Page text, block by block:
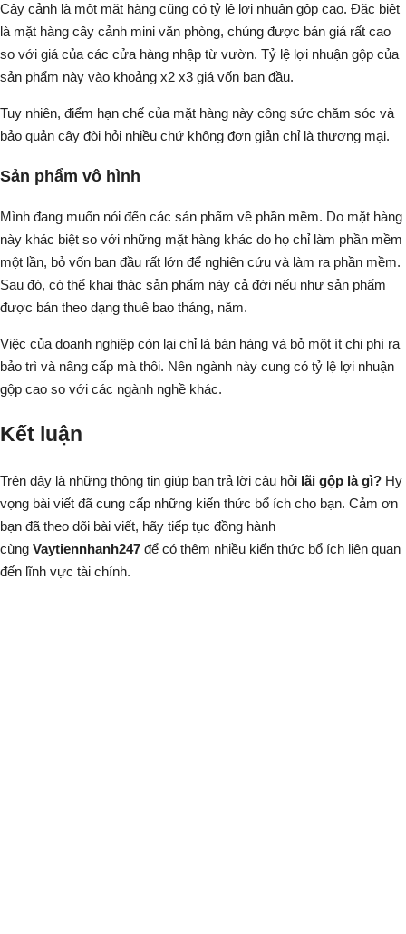
Cây cảnh là một mặt hàng cũng có tỷ lệ lợi nhuận gộp cao. Đặc biệt
là mặt hàng cây cảnh mini văn phòng, chúng được bán giá rất cao
so với giá của các cửa hàng nhập từ vườn. Tỷ lệ lợi nhuận gộp của
sản phẩm này vào khoảng x2 x3 giá vốn ban đầu.
Tuy nhiên, điểm hạn chế của mặt hàng này công sức chăm sóc và
bảo quản cây đòi hỏi nhiều chứ không đơn giản chỉ là thương mại.
Sản phẩm vô hình
Mình đang muốn nói đến các sản phẩm về phần mềm. Do mặt hàng
này khác biệt so với những mặt hàng khác do họ chỉ làm phần mềm
một lần, bỏ vốn ban đầu rất lớn để nghiên cứu và làm ra phần mềm.
Sau đó, có thể khai thác sản phẩm này cả đời nếu như sản phẩm
được bán theo dạng thuê bao tháng, năm.
Việc của doanh nghiệp còn lại chỉ là bán hàng và bỏ một ít chi phí ra
bảo trì và nâng cấp mà thôi. Nên ngành này cung có tỷ lệ lợi nhuận
gộp cao so với các ngành nghề khác.
Kết luận
Trên đây là những thông tin giúp bạn trả lời câu hỏi lãi gộp là gì? Hy
vọng bài viết đã cung cấp những kiến thức bổ ích cho bạn. Cảm ơn
bạn đã theo dõi bài viết, hãy tiếp tục đồng hành
cùng Vaytiennhanh247 để có thêm nhiều kiến thức bổ ích liên quan
đến lĩnh vực tài chính.